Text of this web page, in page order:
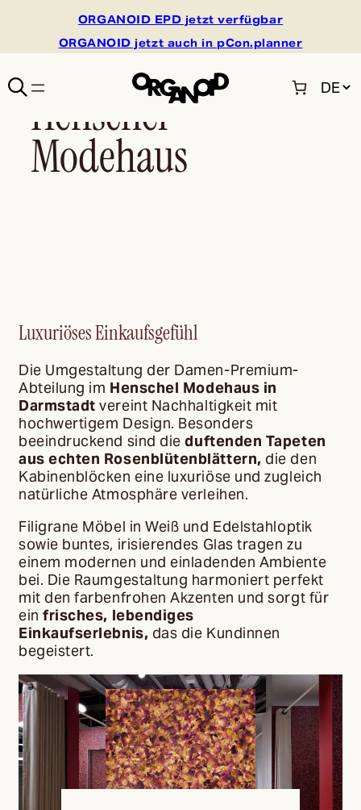
ORGANOID EPD jetzt verfügbar
ORGANOID jetzt auch in pCon.planner
C
Henschel
Modehaus
Luxuriöses Einkaufsgefühl
Die Umgestaltung der Damen-Premium-
Abteilung im Henschel Modehaus in
Darmstadt vereint Nachhaltigkeit mit
hochwertigem Design. Besonders
beeindruckend sind dieduftenden Tapeten
aus echten Rosenblütenblättern, die den
Kabinenblöcken eine luxuriöse und zugleich
natürliche Atmosphäre verleihen.
Filigrane Möbel in Weiß und Edelstahloptik
sowie buntes, irisierendes Glas tragen zu
einem modernen und einladenden Ambiente
bei. Die Raumgestaltung harmoniert perfekt
mit den farbenfrohen Akzenten und sorgt für
einfrisches, lebendiges
Einkaufserlebnis, das die Kundinnen
begeistert.